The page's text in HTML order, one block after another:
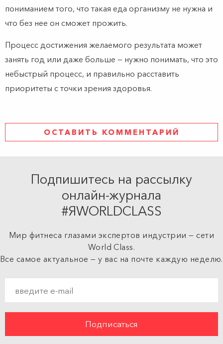
пониманием того, что такая еда организму не нужна и
что без нее он сможет прожить.
Процесс достижения желаемого результата может
занять год или даже больше — нужно понимать, что это
небыстрый процесс, и правильно расставить
приоритеты с точки зрения здоровья.
ОСТАВИТЬ КОММЕНТАРИЙ
Подпишитесь на рассылку
онлайн-журнала
#ЯWORLDCLASS
Мир фитнеса глазами экспертов индустрии — сети
World Class.
Все самое актуальное — у вас на почте каждую неделю.